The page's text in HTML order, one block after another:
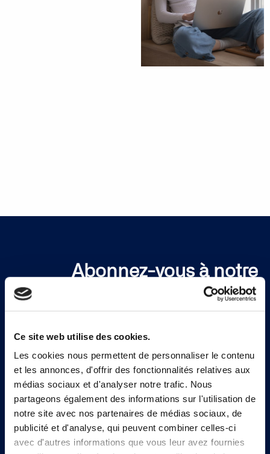
Ce site web utilise des cookies.
Les cookies nous permettent de personnaliser le contenu
et les annonces, d'offrir des fonctionnalités relatives aux
médias sociaux et d'analyser notre trafic. Nous
partageons également des informations sur l'utilisation de
notre site avec nos partenaires de médias sociaux, de
publicité et d'analyse, qui peuvent combiner celles-ci
avec d'autres informations que vous leur avez fournies
Abonnez-vous à notre
newsletter
Inscrivez-vous
Continia Software